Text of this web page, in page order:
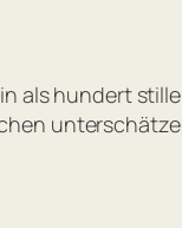
als hundert